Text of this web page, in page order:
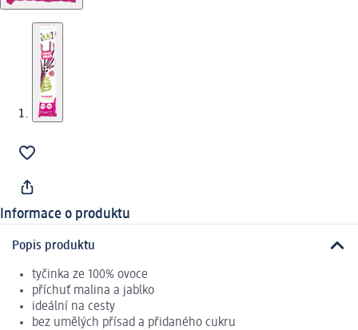
Informace o produktu
Popis produktu
tyčinka ze 100% ovoce
příchuť malina a jablko
ideální na cesty
bez umělých přísad a přidaného cukru